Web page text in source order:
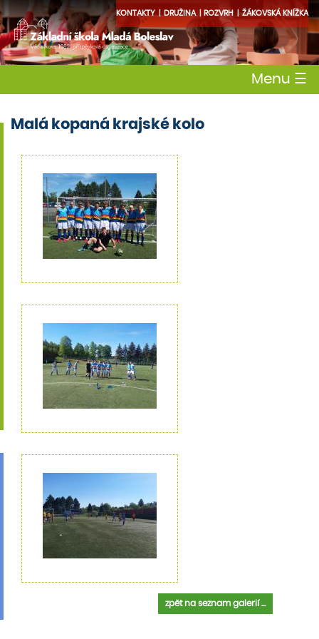
ŽÁKOVSKÁ KNÍŽKA
ROZVRH
DRUŽINA
KONTAKTY
Menu ☰
Malá kopaná krajské kolo
zpět na seznam galerií ...